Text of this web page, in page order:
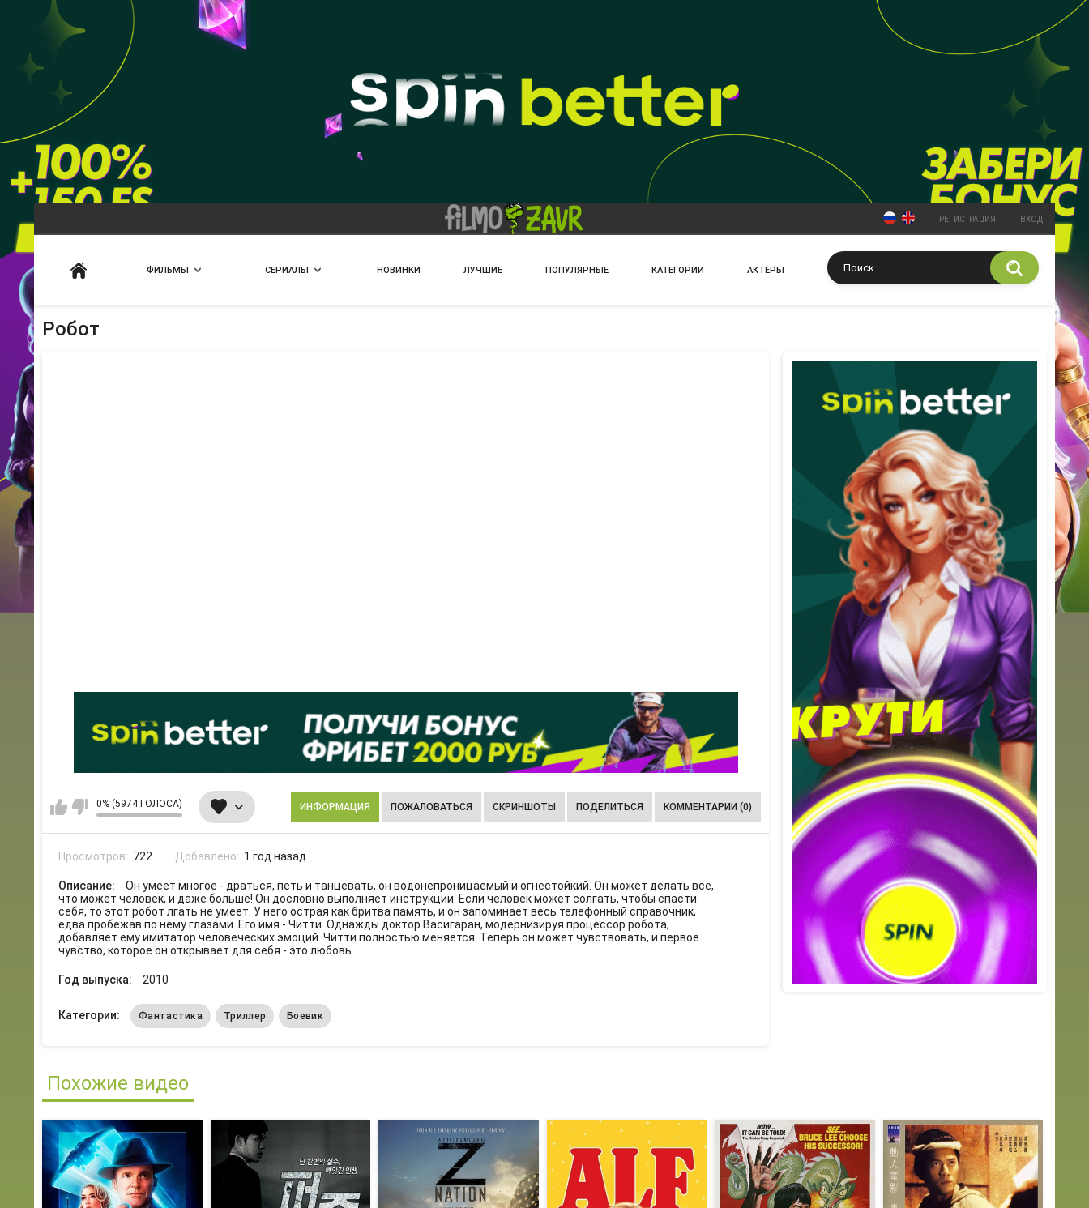
РЕГИСТРАЦИЯ ВХОД
ФИЛЬМЫ СЕРИАЛЫ НОВИНКИ ЛУЧШИЕ ПОПУЛЯРНЫЕ КАТЕГОРИИ АКТЕРЫ
Робот
0% (5974 ГОЛОСА) ИНФОРМАЦИЯ ПОЖАЛОВАТЬСЯ СКРИНШОТЫ ПОДЕЛИТЬСЯ КОММЕНТАРИИ (0)
Просмотров: 722 Добавлено: 1 год назад
Описание:
Он умеет многое - драться, петь и танцевать, он водонепроницаемый и огнестойкий. Он может делать все,
что может человек, и даже больше! Он дословно выполняет инструкции. Если человек может солгать, чтобы спасти
себя, то этот робот лгать не умеет. У него острая как бритва память, и он запоминает весь телефонный справочник,
едва пробежав по нему глазами. Его имя - Читти. Однажды доктор Васигаран, модернизируя процессор робота,
добавляет ему имитатор человеческих эмоций. Читти полностью меняется. Теперь он может чувствовать, и первое
чувство, которое он открывает для себя - это любовь.
Год выпуска: 2010
Категории: Фантастика Триллер Боевик
Похожие видео